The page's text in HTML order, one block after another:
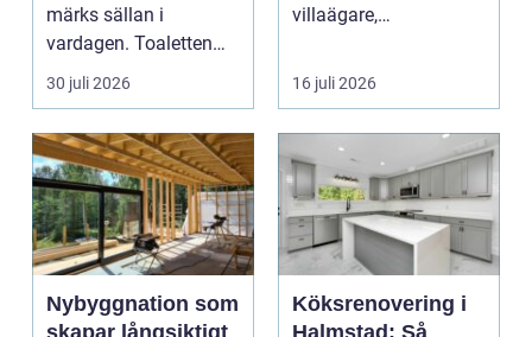
märks sällan i
vardagen. Toaletten
spolas, vattnet rinner
undan ...
30 juli 2026
villaägare,
o...
16 juli 2026
Nybyggnation som
Köksrenovering i